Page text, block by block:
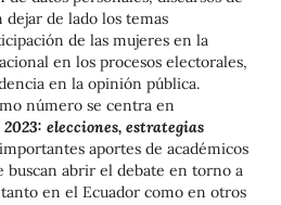
de lado los temas
de las mujeres en la
en los procesos electorales,
en la opinión pública.
número se centra en
elecciones, estrategias
aportes de académicos
buscan abrir el debate en torno a
en el Ecuador como en otros